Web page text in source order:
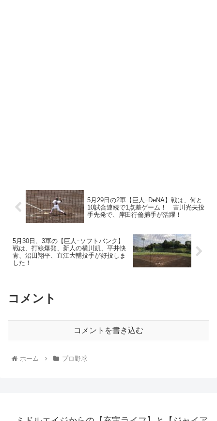
5月29日の2軍【巨人ｰDeNA】戦は、何と
10試合連続で1点差ゲーム！ 吉川光夫投
手先発で、岸田行倫捕手が活躍！
5月30日、3軍の【巨人ｰソフトバンク】
戦は、打線爆発、新人の横川凱、平井快
青、沼田翔平、直江大輔投手が好投しま
した！
コメント
コメントを書き込む
ホーム プロ野球